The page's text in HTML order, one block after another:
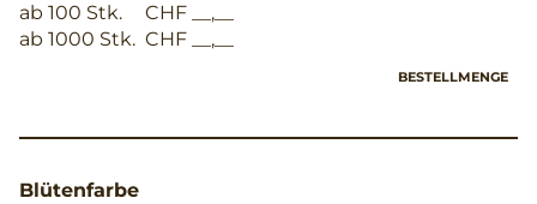
ab 100 Stk.
CHF __,__
ab 1000 Stk. CHF __,__
BESTELLMENGE
Blütenfarbe